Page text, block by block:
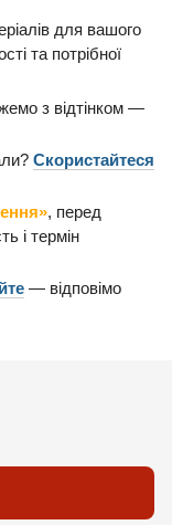
для вашого
та потрібної
з відтінком —
Скористайтеся
, перед
і термін
— відповімо